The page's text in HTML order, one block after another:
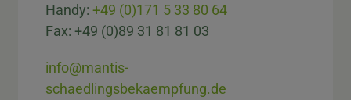
Handy:+49 (0)171 5 33 80 64
Fax: +49 (0)89 31 81 81 03
info@mantis-
schaedlingsbekaempfung.de